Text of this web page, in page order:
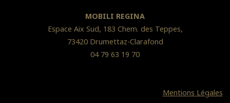
MOBILI REGINA
Espace Aix Sud, 183 Chem. des Teppes,
73420 Drumettaz-Clarafond
04 79 63 19 70
Mentions Légales